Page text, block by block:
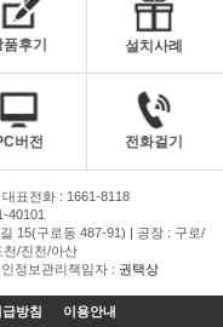
품후기 설치사례
버전 전화걸기
대표전화 : 1661-8118
40101
15(구로동 487-91) | 공장 : 구로/
천/진천/아산
정보관리책임자 : 권택상
방침 이용안내